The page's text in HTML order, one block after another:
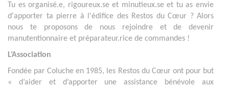
Tu es organisé.e, rigoureux.se et minutieux.se et tu as envie
d'apporter ta pierre à l'édifice des Restos du Cœur ? Alors
nous te proposons de nous rejoindre et de devenir
manutentionnaire et préparateur.rice de commandes !
L’Association
Fondée par Coluche en 1985, les Restos du Cœur ont pour but
« d’aider et d’apporter une assistance bénévole aux